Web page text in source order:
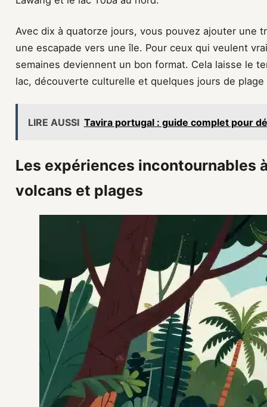
Avec dix à quatorze jours, vous pouvez ajouter une
une escapade vers une île. Pour ceux qui veulent
semaines deviennent un bon format. Cela laisse le
lac, découverte culturelle et quelques jours de
LIRE AUSSI Tavira portugal : guide complet pour
Les expériences incontournables
volcans et plages